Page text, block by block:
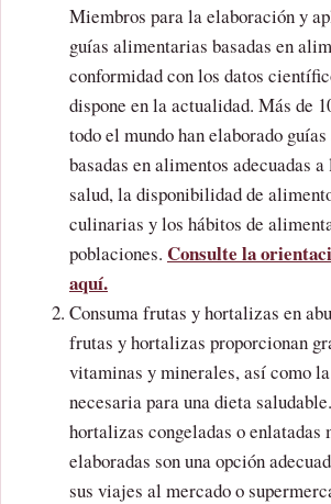
Miembros para la elaboración y
guías alimentarias basadas en
conformidad con los datos
dispone en la actualidad. Más de
todo el mundo han elaborado
basadas en alimentos adecuadas
salud, la disponibilidad de
culinarias y los hábitos de
poblaciones. Consulte la
aquí.
Consuma frutas y hortalizas en
frutas y hortalizas proporcionan
vitaminas y minerales, así como
necesaria para una dieta
hortalizas congeladas o enlatadas
elaboradas son una opción
sus viajes al mercado o